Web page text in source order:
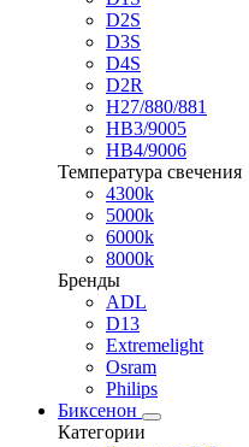
D2S
D3S
D4S
D2R
H27/880/881
HB3/9005
HB4/9006
Температура свечения
4300k
5000k
6000k
8000k
Бренды
ADL
D13
Extremelight
Osram
Philips
Биксенон
Категории